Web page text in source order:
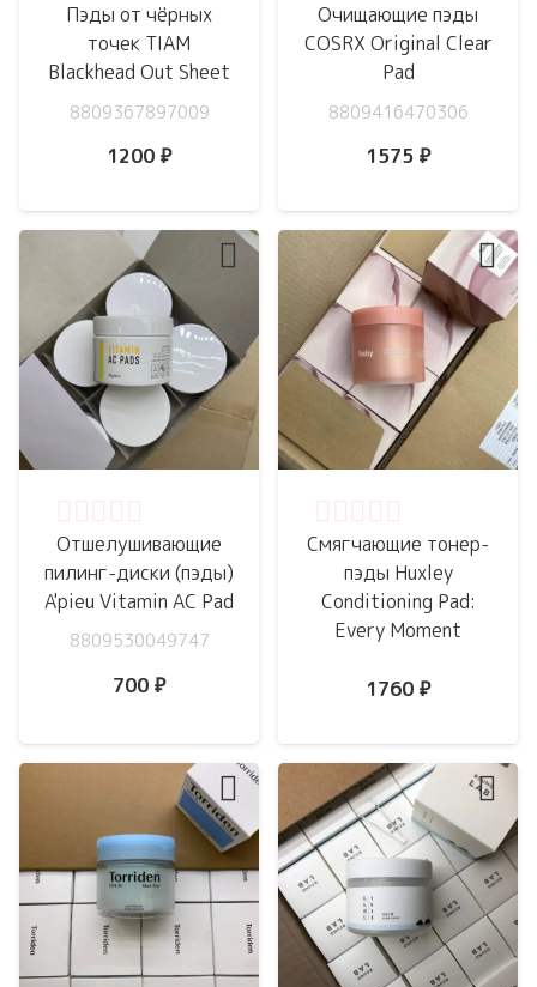
Пэды от чёрных
точек TIAM
Blackhead Out Sheet
8809367897009
1200 ₽
Очищающие пэды
COSRX Original Clear
Pad
8809416470306
1575 ₽
Отшелушивающие
пилинг-диски (пэды)
A'pieu Vitamin AC Pad
8809530049747
700 ₽
Смягчающие тонер-
пэды Huxley
Conditioning Pad:
Every Moment
1760 ₽